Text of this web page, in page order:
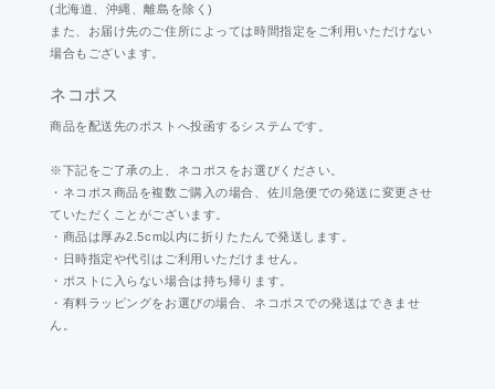
(北海道、沖縄、離島を除く)
また、お届け先のご住所によっては時間指定をご利用いただけない
場合もございます。
ネコポス
商品を配送先のポストへ投函するシステムです。
※下記をご了承の上、ネコポスをお選びください。
・ネコポス商品を複数ご購入の場合、佐川急便での発送に変更させ
ていただくことがございます。
・商品は厚み2.5cm以内に折りたたんで発送します。
・日時指定や代引はご利用いただけません。
・ポストに入らない場合は持ち帰ります。
・有料ラッピングをお選びの場合、ネコポスでの発送はできませ
ん。